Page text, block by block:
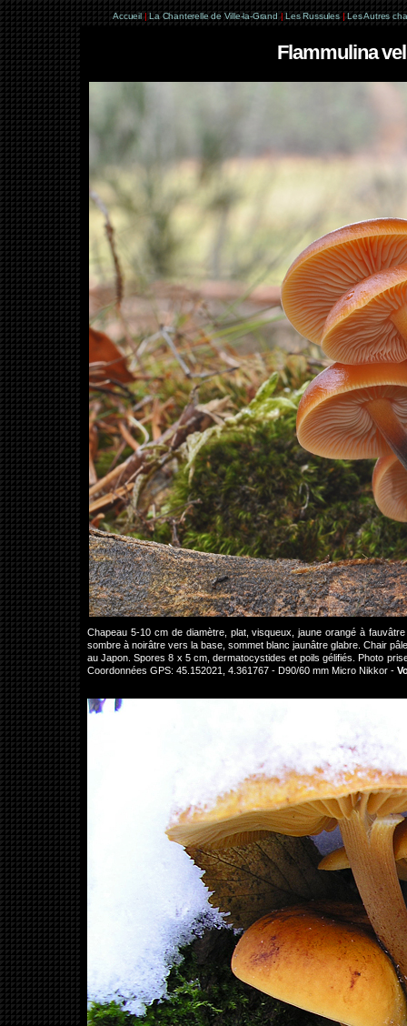
Accueil | La Chanterelle de Ville-la-Grand | Les Russules | Les Autres
Flammulina
Chapeau 5-10 cm de diamètre, plat, visqueux, jaune orangé à
sombre à noirâtre vers la base, sommet blanc jaunâtre glabre. Chair
au Japon. Spores 8 x 5 cm, dermatocystides et poils gélifiés. Photo
Coordonnées GPS: 45.152021, 4.361767 - D90/60 mm Micro Nikkor -